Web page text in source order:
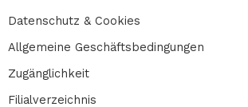
Datenschutz & Cookies
Allgemeine Geschäftsbedingungen
Zugänglichkeit
Filialverzeichnis